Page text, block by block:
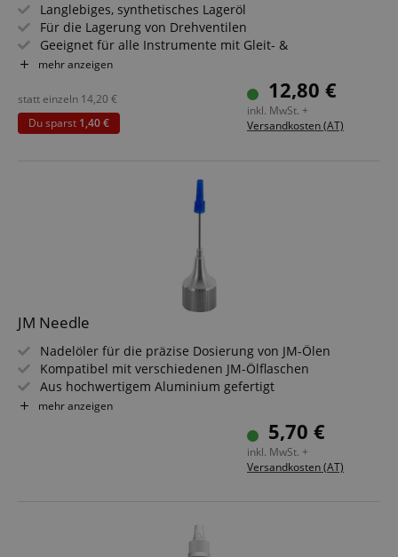
Langlebiges, synthetisches Lageröl
Für die Lagerung von Drehventilen
Geeignet für alle Instrumente mit Gleit- &
Achslagerungen
Mit Nadelöler
Inhalt: 30 ml
mehr anzeigen
12,80 €
inkl. MwSt. +
Versandkosten (AT)
statt einzeln 14,20 €
Du sparst 1,40 €
JM Needle
Nadelöler für die präzise Dosierung von JM-Ölen
Kompatibel mit verschiedenen JM-Ölflaschen
Aus hochwertigem Aluminium gefertigt
Wiederverwendbar und langlebig
Optimiert die Pflege Deines Instruments
mehr anzeigen
5,70 €
inkl. MwSt. +
Versandkosten (AT)